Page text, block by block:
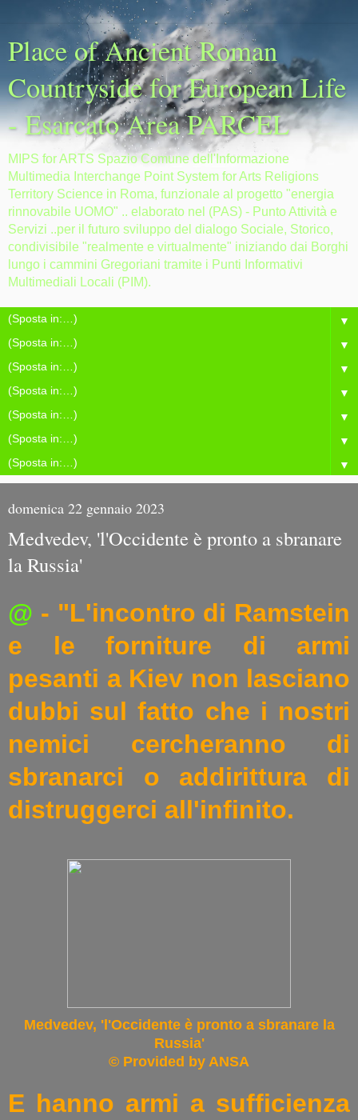
Place of Ancient Roman
Countryside for European Life
- Esarcato Area PARCEL
MIPS for ARTS Spazio Comune dell'Informazione
Multimedia Interchange Point System for Arts Religions
Territory Science in Roma, funzionale al progetto "energia
rinnovabile UOMO" .. elaborato nel (PAS) - Punto Attività e
Servizi ..per il futuro sviluppo del dialogo Sociale, Storico,
condivisibile "realmente e virtualmente" iniziando dai Borghi
lungo i cammini Gregoriani tramite i Punti Informativi
Multimediali Locali (PIM).
▼
▼
▼
▼
▼
▼
▼
domenica 22 gennaio 2023
Medvedev, 'l'Occidente è pronto a sbranare
la Russia'
@ - "L'incontro di Ramstein
e le forniture di armi
pesanti a Kiev non lasciano
dubbi sul fatto che i nostri
nemici cercheranno di
sbranarci o addirittura di
distruggerci all'infinito.
Medvedev, 'l'Occidente è pronto a sbranare la
Russia'
© Provided by ANSA
E hanno armi a sufficienza